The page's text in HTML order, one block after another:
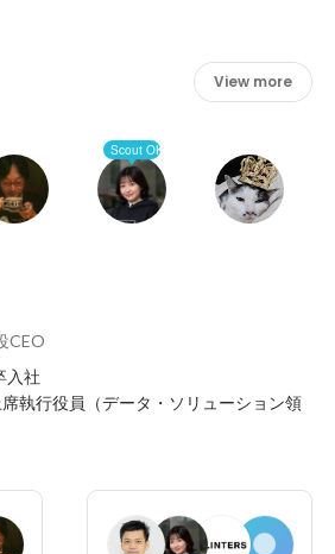
View more
Scout OK
CEO
入社
執行役員（データ・ソリューション領